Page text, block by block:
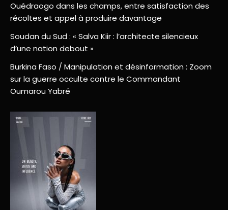
Ouédraogo dans les champs, entre satisfaction des
récoltes et appel à produire davantage
Soudan du Sud : « Salva Kiir : l’architecte silencieux
d’une nation debout »
Burkina Faso / Manipulation et désinformation : Zoom
sur la guerre occulte contre le Commandant
Oumarou Yabré